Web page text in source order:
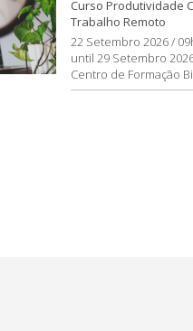
Curso Produtividade
Trabalho Remoto
22 Setembro 2026 /
until 29 Setembro
Centro de Formação